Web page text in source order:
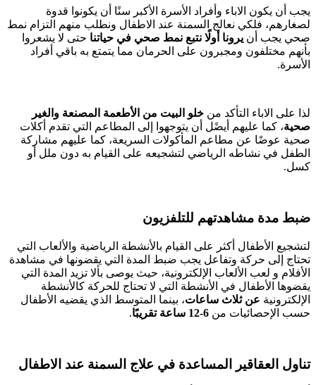
يجب أن يكون الاباء وأفراد الأسرة الأكبر سنًا أن يكونوا قدوة
لصغارهم، فلكي نعالج السمنة عند الاطفال ونطلب منهم التزام نمط
صحي يجب أن يرونا أولًا نتبع نمط صحي في حياتنا حتى لا يشعروا
بأنهم مختلفون ومجبرون على الحرمان مما يتمتع به باقي أفراد
الأسرة.
لذا على الاباء التأكد من خلو البيت من الأطعمة المصنعة والغير
صحية، كما عليهم أيضًل أن يتوجهوا إلى المطاعم التي تقدم أكلات
صحية عوضًا عن مطاعم المأكولات السريعة، كما عليهم مشاركة
الطفل في نشاطه الرياضي لتشجيعه على القيام به دون ملل أو
كسل.
ضبط مدة مشاهدتهم للتلفزيون
لتشجيع الأطفال أكثر على القيام بالأنشطة الرياضية والألعاب التي
تحتاج إلى حركة وتفاعل يجب ضبط المدة التي يقضونها في مشاهدة
الأفلام و لعب الألعاب الإلكترونية، حيث يوصى بألا تزيد المدة التي
يقضوها الأطفال في الأنشطة التي لا تحتاج للحركة كالأنشطة
الإلكترونية عن ثلاث ساعات، بينما المتوسط الذي يقضيه الأطفال
حسب الإحصائيات من
.
تناول العقاقير المساعدة في علاج السمنة عند الاطفال